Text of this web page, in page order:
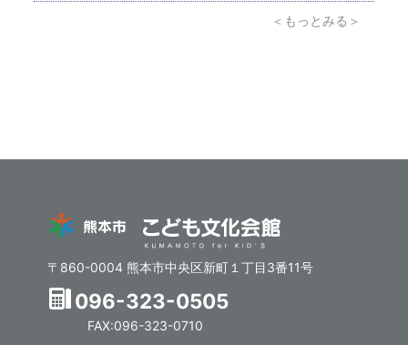
＜もっとみる＞
〒860-0004 熊本市中央区新町１丁目3番11号
096-323-0505
FAX:096-323-0710